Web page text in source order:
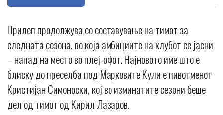
Прилеп продолжува со составување на тимот за
следната сезона, во која амбициите на клубот се јасни
– напад на место во плеј-офот. Најновото име што е
блиску до преселба под Марковите Кули е пивотменот
Кристијан Симоноски, кој во изминатите сезони беше
дел од тимот од Кирил Лазаров.